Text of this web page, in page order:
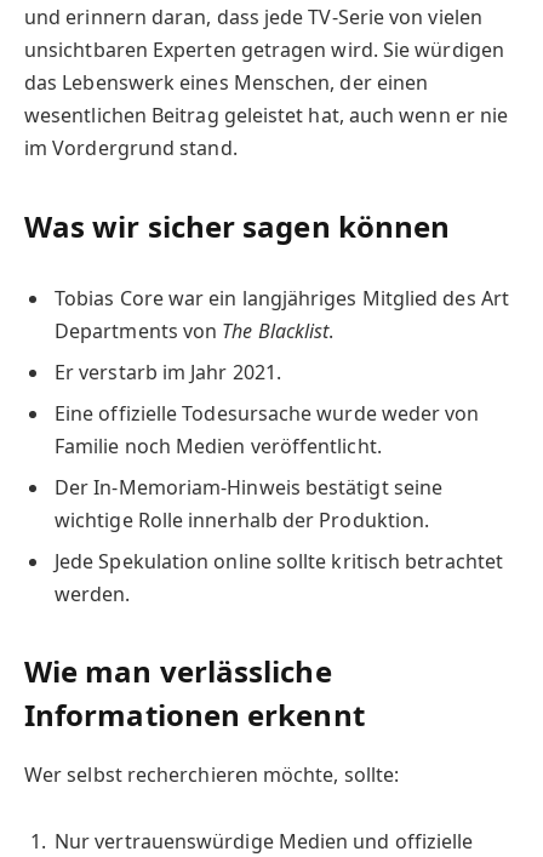
und erinnern daran, dass jede TV-Serie von vielen
unsichtbaren Experten getragen wird. Sie würdigen
das Lebenswerk eines Menschen, der einen
wesentlichen Beitrag geleistet hat, auch wenn er nie
im Vordergrund stand.
Was wir sicher sagen können
Tobias Core war ein langjähriges Mitglied des Art
Departments von The Blacklist.
Er verstarb im Jahr 2021.
Eine offizielle Todesursache wurde weder von
Familie noch Medien veröffentlicht.
Der In-Memoriam-Hinweis bestätigt seine
wichtige Rolle innerhalb der Produktion.
Jede Spekulation online sollte kritisch betrachtet
werden.
Wie man verlässliche
Informationen erkennt
Wer selbst recherchieren möchte, sollte:
Nur vertrauenswürdige Medien und offizielle